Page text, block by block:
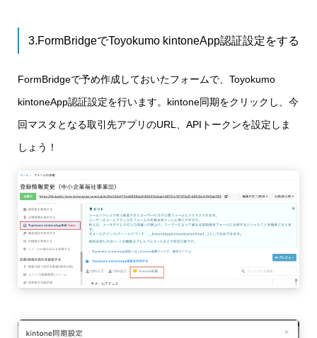
3.FormBridgeでToyokumo kintoneApp認証設定をする
FormBridgeで予め作成しておいたフォームで、Toyokumo
kintoneApp認証設定を行います。kintone同期をクリックし、今
回マスタとなる取引先アプリのURL、APIトークンを設定しま
しょう！